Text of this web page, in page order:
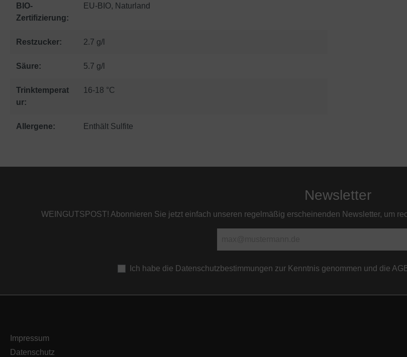
BIO-
Zertifizierung:
EU-BIO, Naturland
Restzucker: 2.7 g/l
Säure: 5.7 g/l
Trinktemperat
ur:
16-18 °C
Allergene: Enthält Sulfite
Newsletter
WEINGUTSPOST! Abonnieren Sie jetzt einfach unseren regelmäßig erscheinenden Newsletter, um
Ich habe die Datenschutzbestimmungen zur Kenntnis genommen und die
Impressum
Datenschutz